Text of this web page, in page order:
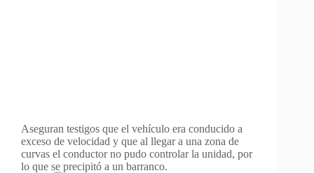
Aseguran testigos que el vehículo era conducido a
exceso de velocidad y que al llegar a una zona de
curvas el conductor no pudo controlar la unidad, por
lo que se precipitó a un barranco.